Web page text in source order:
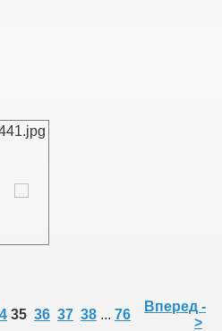
35 36 37 38 ... 76
Вперед -
>